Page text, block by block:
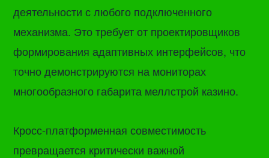
деятельности с любого подключенного
механизма. Это требует от проектировщиков
формирования адаптивных интерфейсов, что
точно демонстрируются на мониторах
многообразного габарита меллстрой казино.
Кросс-платформенная совместимость
превращается критически важной